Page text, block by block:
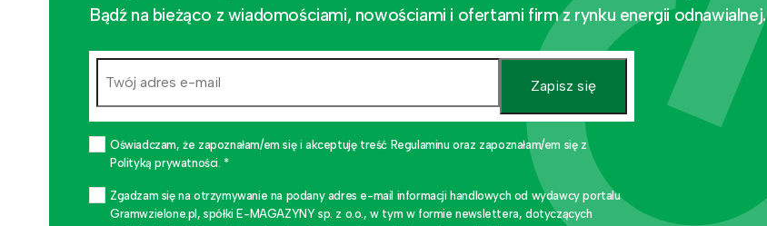
Bądź na bieżąco z wiadomościami, nowościami i ofertami firm z rynku energii odnawialnej.
Zapisz się
Oświadczam, że zapoznałam/em się i akceptuję treść Regulaminu oraz zapoznałam/em się z
Polityką prywatności. *
Zgadzam się na otrzymywanie na podany adres e-mail informacji handlowych od wydawcy portalu
Gramwzielone.pl, spółki E-MAGAZYNY sp. z o.o., w tym w formie newslettera, dotyczących